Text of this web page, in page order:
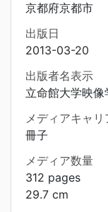
京都府京都市
出版日
2013-03-20
出版者名表示
立命館大学映像
メディアキャリ
冊子
メディア数量
312 pages
29.7 cm